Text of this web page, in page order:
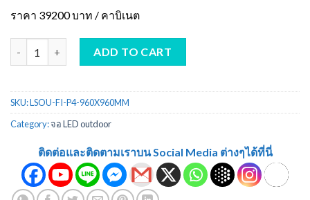
ราคา 39200 บาท / คาบิเนต
ADD TO CART
SKU:LSOU-FI-P4-960X960MM
Category:จอ LED outdoor
ติดต่อและติดตามเราบน Social Media ต่างๆได้ที่นี่